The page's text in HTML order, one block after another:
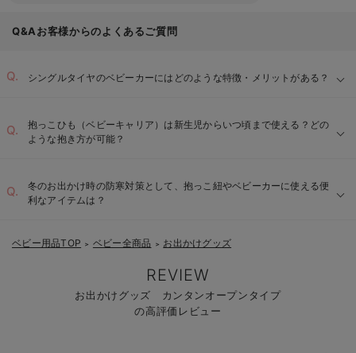
Q&Aお客様からのよくあるご質問
シングルタイヤのベビーカーにはどのような特徴・メリットがある？
抱っこひも（ベビーキャリア）は新生児からいつ頃まで使える？どの
ような抱き方が可能？
冬のお出かけ時の防寒対策として、抱っこ紐やベビーカーに使える便
利なアイテムは？
ベビー用品TOP ＞ ベビー全商品 ＞ お出かけグッズ
REVIEW
お出かけグッズ カンタンオープンタイプ
の高評価レビュー